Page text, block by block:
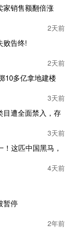
榜首位置，预估销
恩网发现它的账
部分内容都是一
家销售额翻倍涨
2天前
败告终!
2天前
10多亿拿地建楼
3天前
目遭全面禁入，存
3天前
这匹中国黑马，
4天前
暂停
2年前